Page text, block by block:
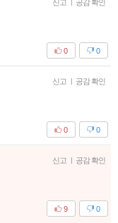
신고 | 공감 확인
0
0
신고 | 공감 확인
0
0
신고 | 공감 확인
0
9